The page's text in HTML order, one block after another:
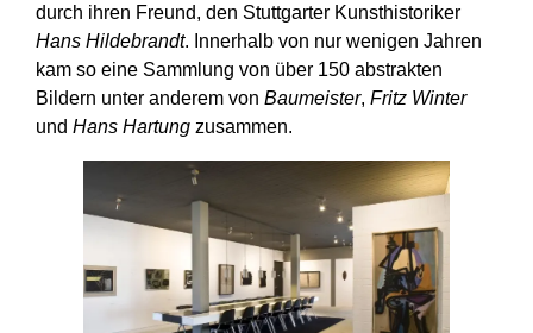
durch ihren Freund, den Stuttgarter Kunsthistoriker
Hans Hildebrandt. Innerhalb von nur wenigen Jahren
kam so eine Sammlung von über 150 abstrakten
Bildern unter anderem von Baumeister, Fritz Winter
und Hans Hartung zusammen.